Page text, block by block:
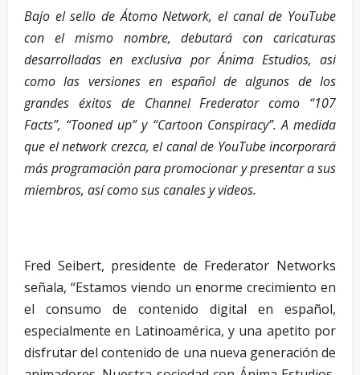
Bajo el sello de Átomo Network, el canal de YouTube
con el mismo nombre, debutará con caricaturas
desarrolladas en exclusiva por Ánima Estudios, así
como las versiones en español de algunos de los
grandes éxitos de Channel Frederator como “107
Facts”, “Tooned up” y “Cartoon Conspiracy”. A medida
que el network crezca, el canal de YouTube incorporará
más programación para promocionar y presentar a sus
miembros, así como sus canales y videos.
Fred Seibert, presidente de Frederator Networks
señala, “Estamos viendo un enorme crecimiento en
el consumo de contenido digital en español,
especialmente en Latinoamérica, y una apetito por
disfrutar del contenido de una nueva generación de